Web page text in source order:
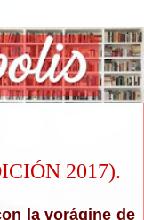
2017).
la vorágine de